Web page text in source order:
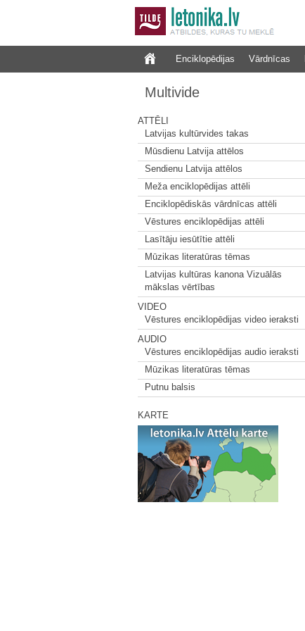
Enciklopēdijas Vārdnīcas
Multivide
ATTĒLI
Latvijas kultūrvides takas
Mūsdienu Latvija attēlos
Sendienu Latvija attēlos
Meža enciklopēdijas attēli
Enciklopēdiskās vārdnīcas attēli
Vēstures enciklopēdijas attēli
Lasītāju iesūtītie attēli
Mūzikas literatūras tēmas
Latvijas kultūras kanona Vizuālās
mākslas vērtības
VIDEO
Vēstures enciklopēdijas video ieraksti
AUDIO
Vēstures enciklopēdijas audio ieraksti
Mūzikas literatūras tēmas
Putnu balsis
KARTE